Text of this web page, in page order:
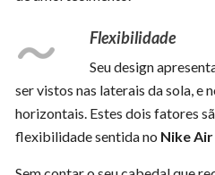
Flexibilidade
Seu design
ser vistos nas laterais da sola, e
horizontais. Estes dois fatores
flexibilidade sentida no Nike